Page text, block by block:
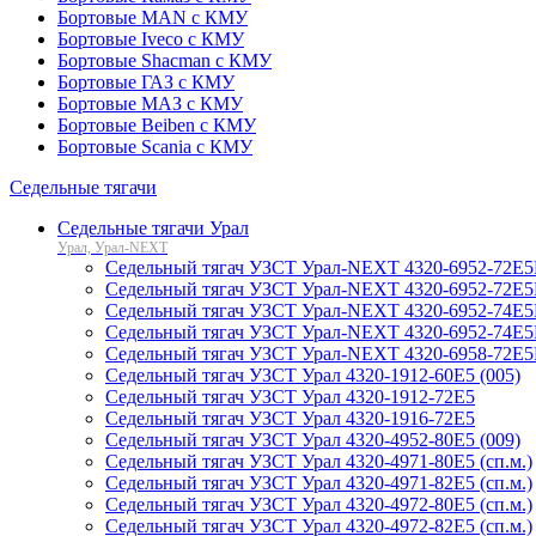
Бортовые MAN с КМУ
Бортовые Iveco с КМУ
Бортовые Shacman с КМУ
Бортовые ГАЗ с КМУ
Бортовые МАЗ с КМУ
Бортовые Beiben с КМУ
Бортовые Scania с КМУ
Седельные тягачи
Седельные тягачи Урал
Урал, Урал-NEXT
Седельный тягач УЗСТ Урал-NEXT 4320-6952-
Седельный тягач УЗСТ Урал-NEXT 4320-6952-
Седельный тягач УЗСТ Урал-NEXT 4320-6952-
Седельный тягач УЗСТ Урал-NEXT 4320-6952-
Седельный тягач УЗСТ Урал-NEXT 4320-6958-
Седельный тягач УЗСТ Урал 4320-1912-60Е5 (005)
Седельный тягач УЗСТ Урал 4320-1912-72Е5
Седельный тягач УЗСТ Урал 4320-1916-72Е5
Седельный тягач УЗСТ Урал 4320-4952-80Е5 (009)
Седельный тягач УЗСТ Урал 4320-4971-80Е5 (сп.м.)
Седельный тягач УЗСТ Урал 4320-4971-82Е5 (сп.м.)
Седельный тягач УЗСТ Урал 4320-4972-80Е5 (сп.м.)
Седельный тягач УЗСТ Урал 4320-4972-82Е5 (сп.м.)